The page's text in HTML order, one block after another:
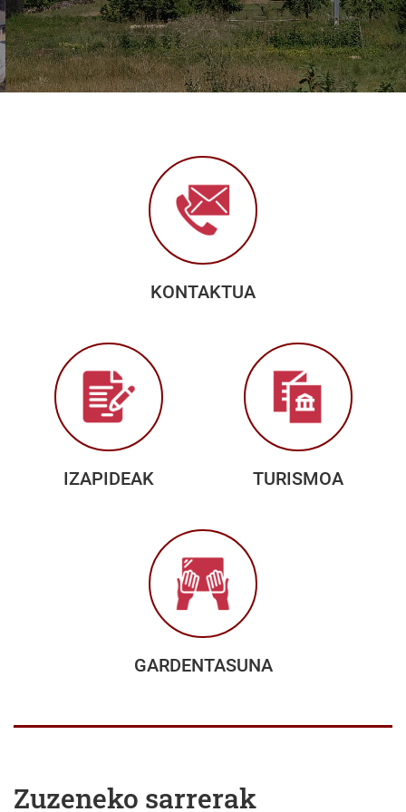
KONTAKTUA
IZAPIDEAK TURISMOA
GARDENTASUNA
Zuzeneko sarrerak